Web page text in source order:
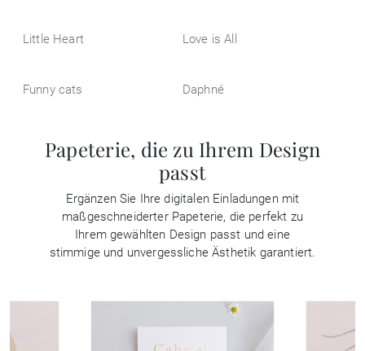
Little Heart Love is All
Funny cats Daphné
Papeterie, die zu Ihrem Design
passt
Ergänzen Sie Ihre digitalen Einladungen mit
maßgeschneiderter Papeterie, die perfekt zu
Ihrem gewählten Design passt und eine
stimmige und unvergessliche Ästhetik garantiert.